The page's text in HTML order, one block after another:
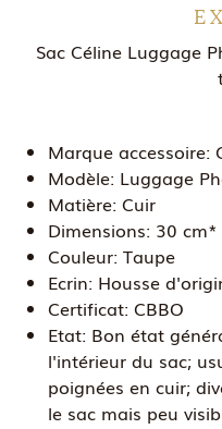
Sac Céline Luggage
Marque accessoire:
Modèle: Luggage
Matière: Cuir
Dimensions: 30
Couleur: Taupe
Ecrin: Housse
Certificat: CBBO
Etat: Bon état
l'intérieur du sac;
poignées en cuir;
le sac mais peu